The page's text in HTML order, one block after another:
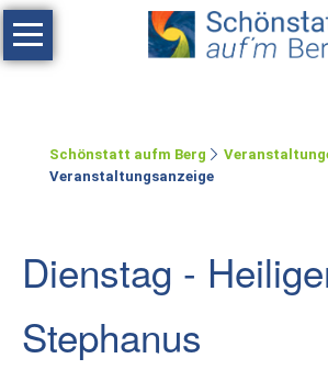
Navigation
überspringen
Erholen
Räumlichkeiten
Zimmer
Schönstatt aufm Berg
Veranstaltungsanzeige
Dienstag -
Stephanus